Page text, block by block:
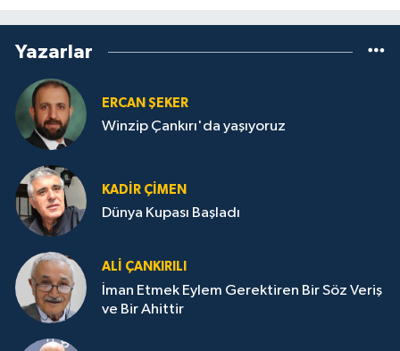
Yazarlar
ERCAN ŞEKER
Winzip Çankırı'da yaşıyoruz
KADIR ÇIMEN
Dünya Kupası Başladı
ALI ÇANKIRILI
İman Etmek Eylem Gerektiren Bir Söz Veriş
ve Bir Ahittir